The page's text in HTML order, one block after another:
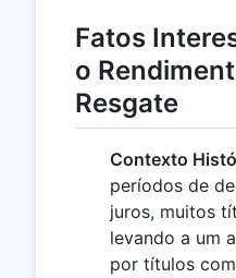
Fatos
o
Resgate
Contexto
períodos de
juros, muitos
levando a um
por títulos